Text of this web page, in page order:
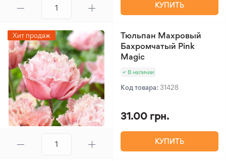
КУПИТЬ
Хит продаж
Тюльпан Махровый
Бахромчатый Pink
Magic
В наличии
Код товара: 31428
31.00 грн.
КУПИТЬ